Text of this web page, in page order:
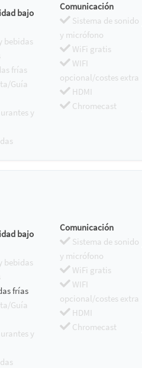
bajo
bebidas
frías
Guía
y
Comunicación
Sistema de sonido
y micrófono
WiFi gratis
WIFI
opcional/costes extra
HDMI
Chromecast
bajo
bebidas
frías
Guía
y
Comunicación
Sistema de sonido
y micrófono
WiFi gratis
WIFI
opcional/costes extra
HDMI
Chromecast